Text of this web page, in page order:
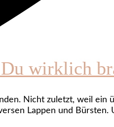
wirklich
Nicht zuletzt, weil
Lappen und